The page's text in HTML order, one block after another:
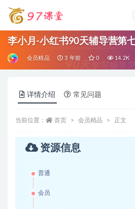
李小月-小红书90天辅导营第
会员精品 3 年前 0 14.2K
详情介绍 常见问题
当前位置： 首页 会员精品 正文
资源信息
普通
会员